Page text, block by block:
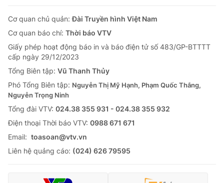
Cơ quan chủ quản:Đài Truyền hình Việt Nam
Cơ quan báo chí: Thời báo VTV
Giấy phép hoạt động báo in và báo điện tử số 483/GP-BTTTT
cấp ngày 29/12/2023
Tổng Biên tập: Vũ Thanh Thủy
Phó Tổng Biên tập: Nguyễn Thị Mỹ Hạnh, Phạm Quốc Thắng,
Nguyễn Trọng Ninh
Tổng đài VTV: 024.38 355 931 - 024.38 355 932
Ðiện thoại Thời báo VTV: 0988 671 671
Email: toasoan@vtv.vn
Liên hệ quảng cáo: (024) 626 79595